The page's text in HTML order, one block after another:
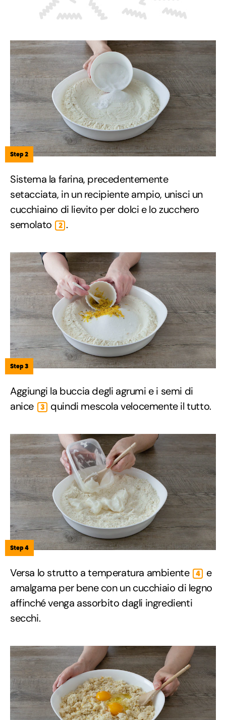
Step 2
Sistema la farina, precedentemente
setacciata, in un recipiente ampio, unisci un
cucchiaino di lievito per dolci e lo zucchero
semolato
2 .
Step 3
Aggiungi la buccia degli agrumi e i semi di
anice
3 quindi mescola velocemente il tutto.
Step 4
Versa lo strutto a temperatura ambiente 4
e
amalgama per bene con un cucchiaio di legno
affinché venga assorbito dagli ingredienti
secchi.